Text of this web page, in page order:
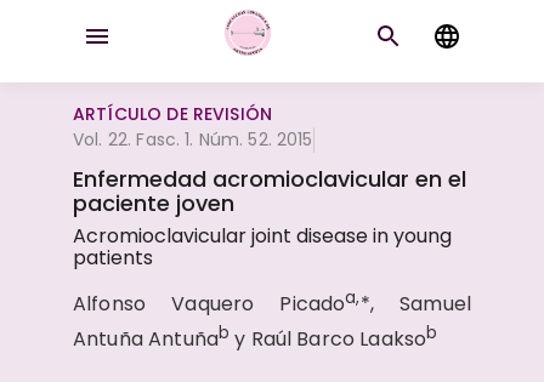
ARTÍCULO DE REVISIÓN
Vol. 22. Fasc. 1. Núm. 52. 2015
Enfermedad acromioclavicular en el
paciente joven
Acromioclavicular joint disease in young
patients
Alfonso Vaquero Picadoa,*, Samuel
Antuña Antuñab y Raúl Barco Laaksob